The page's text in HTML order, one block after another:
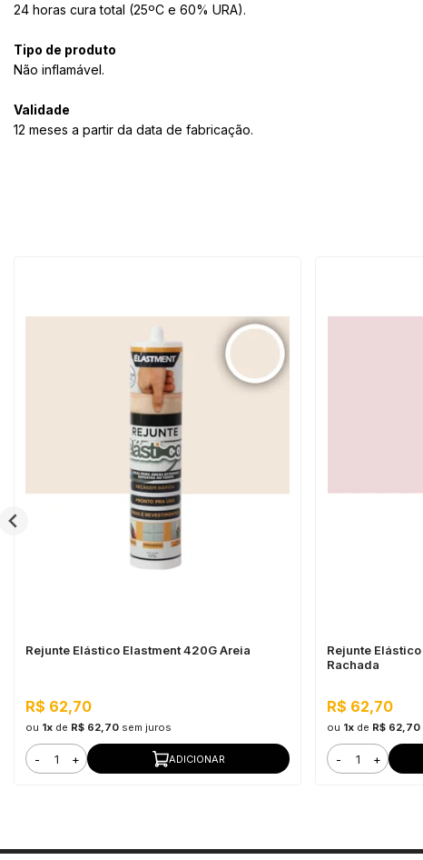
24 horas cura total (25ºC e 60% URA).
Tipo de produto
Não inflamável.
Validade
12 meses a partir da data de fabricação.
Rejunte Elástico Elastment 420G Areia
R$ 62,70
ou 1x de R$ 62,70 sem juros
- + ADICIONAR
Rejunte
Rachada
R$ 62,70
ou 1x de R$ 62,70
- +